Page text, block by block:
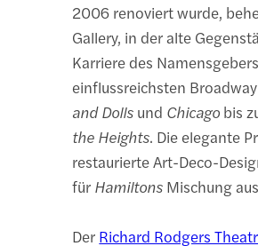
2006 renoviert wurde,
Gallery, in der alte
Karriere des
einflussreichsten
and Dolls und Chicago bis
the Heights. Die elegante
restaurierte Art-Deco-
für Hamiltons Mischung
Der Richard Rodgers